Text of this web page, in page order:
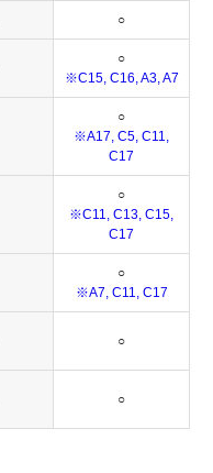
○
○
※C15, C16, A3, A7
○
※A17, C5, C11,
C17
○
※C11, C13, C15,
C17
○
※A7, C11, C17
○
○